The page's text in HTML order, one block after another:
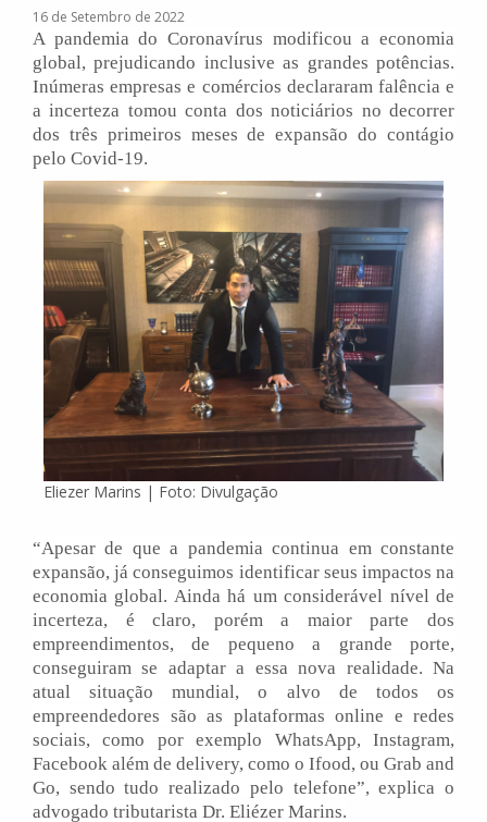
16 de Setembro de 2022
A pandemia do Coronavírus modificou a economia
global, prejudicando inclusive as grandes potências.
Inúmeras empresas e comércios declararam falência e
a incerteza tomou conta dos noticiários no decorrer
dos três primeiros meses de expansão do contágio
pelo Covid-19.
Eliezer Marins | Foto: Divulgação
“Apesar de que a pandemia continua em constante
expansão, já conseguimos identificar seus impactos na
economia global. Ainda há um considerável nível de
incerteza, é claro, porém a maior parte dos
empreendimentos, de pequeno a grande porte,
conseguiram se adaptar a essa nova realidade. Na
atual situação mundial, o alvo de todos os
empreendedores são as plataformas online e redes
sociais, como por exemplo WhatsApp, Instagram,
Facebook além de delivery, como o Ifood, ou Grab and
Go, sendo tudo realizado pelo telefone”, explica o
advogado tributarista Dr. Eliézer Marins.